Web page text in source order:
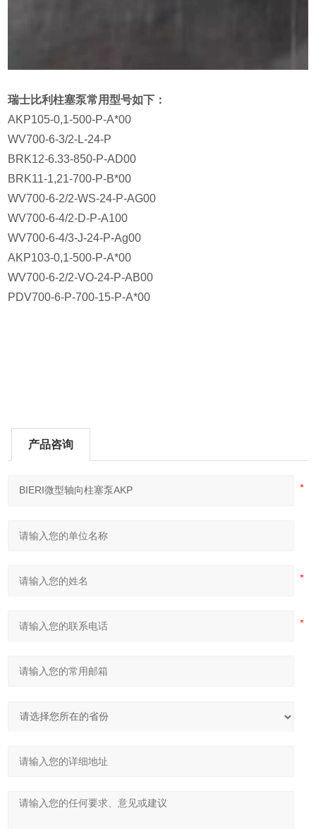
瑞士比利柱塞泵常用型号如下：
AKP105-0,1-500-P-A*00
WV700-6-3/2-L-24-P
BRK12-6.33-850-P-AD00
BRK11-1,21-700-P-B*00
WV700-6-2/2-WS-24-P-AG00
WV700-6-4/2-D-P-A100
WV700-6-4/3-J-24-P-Ag00
AKP103-0,1-500-P-A*00
WV700-6-2/2-VO-24-P-AB00
PDV700-6-P-700-15-P-A*00
产品咨询